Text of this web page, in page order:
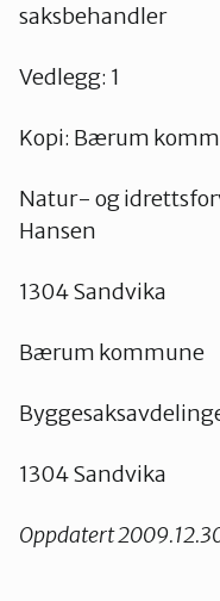
saksbehandler
Vedlegg: 1
Kopi: Bærum
Natur- og
Hansen
1304 Sandvika
Bærum kommune
1304 Sandvika
Oppdatert